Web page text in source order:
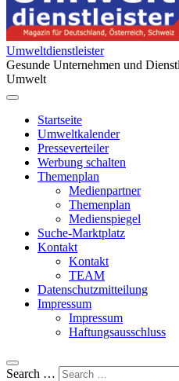
Umweltdienstleister
Gesunde Unternehmen und
Umwelt
Startseite
Umweltkalender
Presseverteiler
Werbung schalten
Themenplan
Medienpartner
Themenplan
Medienspiegel
Suche-Marktplatz
Kontakt
Kontakt
TEAM
Datenschutzmitteilung
Impressum
Impressum
Haftungsausschluss
Search …